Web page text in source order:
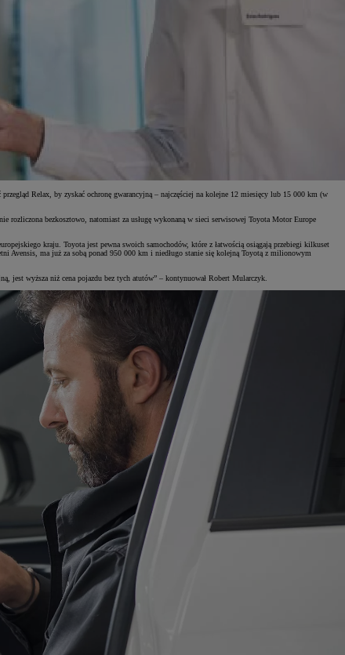
Relax, by zyskać ochronę gwarancyjną – najczęściej na kolejne 12 miesięcy lub 15 000 km (w
rozliczona bezkosztowo, natomiast za usługę wykonaną w sieci serwisowej Toyota Motor Europe
kraju. Toyota jest pewna swoich samochodów, które z łatwością osiągają przebiegi kilkuset
Avensis, ma już za sobą ponad 950 000 km i niedługo stanie się kolejną Toyotą z milionowym
jest wyższa niż cena pojazdu bez tych atutów” – kontynuował Robert Mularczyk.